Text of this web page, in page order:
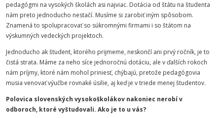
pedagógmi na vysokých školách asi najviac. Dotácia od štátu na študenta
nám preto jednoducho nestačí. Musíme si zarobiť iným spôsobom.
Znamená to spolupracovať so súkromnými firmami i so štátom na
výskumných vedeckých projektoch.
Jednoducho ak študent, ktorého prijmeme, neskončí ani prvý ročník, je to
čistá strata. Máme za neho síce jednoročnú dotáciu, ale v ďalších rokoch
nám príjmy, ktoré nám mohol priniesť, chýbajú, pretože pedagógovia
musia venovať výučbe rovnaké úsilie, aj keď je v triede menej študentov.
Polovica slovenských vysokoškolákov nakoniec nerobí v
odboroch, ktoré vyštudovali. Ako je to u vás?